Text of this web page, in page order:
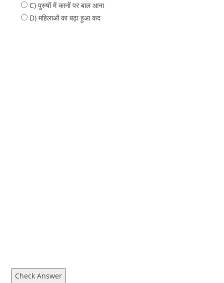
C) पुरुषों में कानों पर बाल आना
D) महिलाओं का बढ़ा हुआ कद
Check Answer